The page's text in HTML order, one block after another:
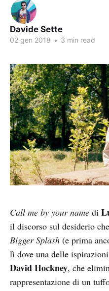
Davide Sette
02 gen 2018 • 3 min read
Call me by your name di
il discorso sul desiderio
Bigger Splash (e prima
lì dove una delle
David Hockney, che
rappresentazione di un